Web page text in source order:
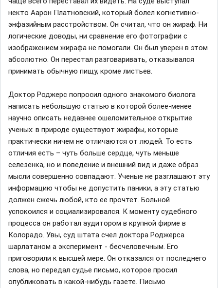
некто Аарон Платновский, который болел когнетивно-
энфазийным расстройством. Он считал, что он жираф. Ни
логические доводы, ни сравнение его фотографии с
изображением жирафа не помогали. Он был уверен в этом
абсолютно. Он перестал разговаривать, отказывался
принимать обычную пищу, кроме листьев.
Доктор Роджерс попросил одного знакомого биолога
написать небольшую статью в которой более-менее
научно описать недавнее ошеломительное открытие
ученых: в природе существуют жирафы, которые
практически ничем не отличаются от людей. То есть
отличия есть – чуть больше сердце, чуть меньше
селезенка, но и поведение и внешний вид и даже образ
мысли совершенно совпадают. Ученые не разглашают эту
информацию чтобы не допустить паники, а эту статью
должен сжечь любой, кто ее прочтет. Больной
успокоился и социализировался. К моменту судебного
процесса он работал аудитором в крупной фирме в
Колорадо. Увы, суд штата счел доктора Роджерса
шарлатаном а эксперимент - бесчеловечным. Его
приговорили к высшей мере. Он отказался от последнего
слова, но передал судье письмо, которое просил
опубликовать в какой-нибудь газете. Письмо